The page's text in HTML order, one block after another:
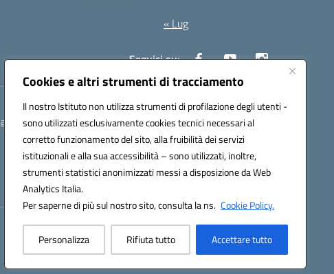
Cookies e altri strumenti di tracciamento
Il nostro Istituto non utilizza strumenti di profilazione degli utenti -
sono utilizzati esclusivamente cookies tecnici necessari al
corretto funzionamento del sito, alla fruibilità dei servizi
istituzionali e alla sua accessibilità – sono utilizzati, inoltre,
strumenti statistici anonimizzati messi a disposizione da Web
Analytics Italia.
Per saperne di più sul nostro sito, consulta la ns. Cookie Policy.
Personalizza Rifiuta tutto Accettare tutto
« Lug
Seguici su:
anpc010006@pec.istruzione.it